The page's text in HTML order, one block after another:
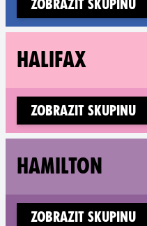
Zobrazit skupinu
HALIFAX
Zobrazit skupinu
HAMILTON
Zobrazit skupinu